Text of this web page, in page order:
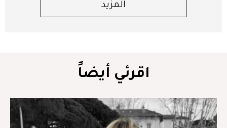
المزيد
اقرئي أيضاً